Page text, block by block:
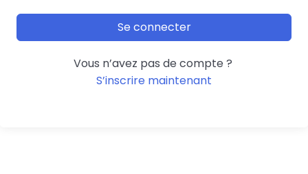
Se connecter
Vous n’avez pas de compte ?
S’inscrire maintenant